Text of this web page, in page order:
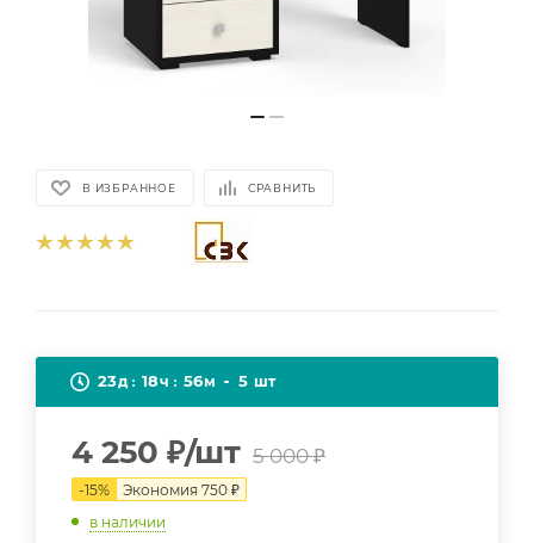
В ИЗБРАННОЕ СРАВНИТЬ
23д 18ч 56м 5 шт
4 250 ₽/шт 5 000₽
-15% Экономия 750 ₽
в наличии